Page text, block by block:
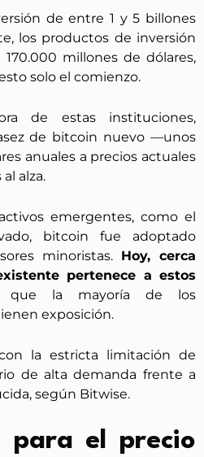
de entre 1 y 5 billones
los productos de inversión
millones de dólares,
solo el comienzo.
de estas instituciones,
de bitcoin nuevo —unos
anuales a precios actuales
alza.
emergentes, como el
bitcoin fue adoptado
minoristas. Hoy, cerca
pertenece a estos
que la mayoría de los
exposición.
la estricta limitación de
de alta demanda frente a
según Bitwise.
para el precio